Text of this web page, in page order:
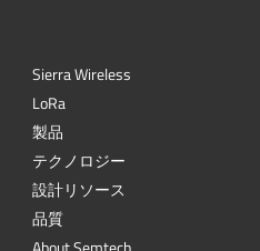
Sierra Wireless
LoRa
製品
テクノロジー
設計リソース
品質